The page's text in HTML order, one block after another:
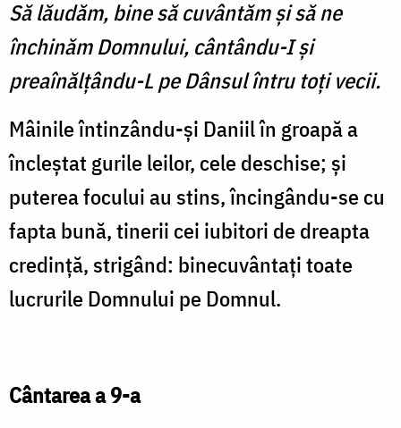
Să lăudăm, bine să cuvântăm şi să ne
închinăm Domnului, cântându-I şi
preaînălţându-L pe Dânsul întru toţi vecii.
Mâinile întinzându-şi Daniil în groapă a
încleştat gurile leilor, cele deschise; şi
puterea focului au stins, încingându-se cu
fapta bună, tinerii cei iubitori de dreapta
credinţă, strigând: binecuvântaţi toate
lucrurile Domnului pe Domnul.
Cântarea a 9-a